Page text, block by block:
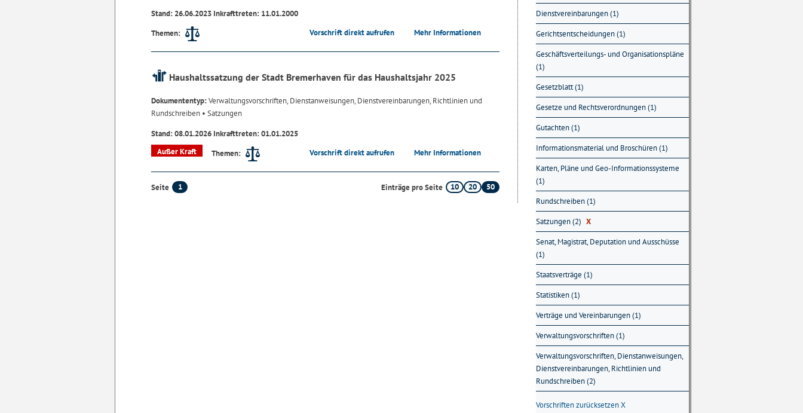
Stand: 26.06.2023 Inkrafttreten: 11.01.2000
Themen:
Vorschrift direkt aufrufen Mehr Informationen
Haushaltssatzung der Stadt Bremerhaven für das Haushaltsjahr 2025
Dokumententyp:Verwaltungsvorschriften, Dienstanweisungen, Dienstvereinbarungen, Richtlinien und
Rundschreiben • Satzungen
Stand: 08.01.2026 Inkrafttreten: 01.01.2025
Außer Kraft
Themen: Vorschrift direkt aufrufen Mehr Informationen
Seite 1 Einträge pro Seite 10 20 50
Dienstvereinbarungen (1)
Gerichtsentscheidungen (1)
Geschäftsverteilungs- und Organisationspläne
(1)
Gesetzblatt (1)
Gesetze und Rechtsverordnungen (1)
Gutachten (1)
Informationsmaterial und Broschüren (1)
Karten, Pläne und Geo-Informationssysteme
(1)
Rundschreiben (1)
Satzungen (2) X
Senat, Magistrat, Deputation und Ausschüsse
(1)
Staatsverträge (1)
Statistiken (1)
Verträge und Vereinbarungen (1)
Verwaltungsvorschriften (1)
Verwaltungsvorschriften, Dienstanweisungen,
Dienstvereinbarungen, Richtlinien und
Rundschreiben (2)
Vorschriften zurücksetzenX